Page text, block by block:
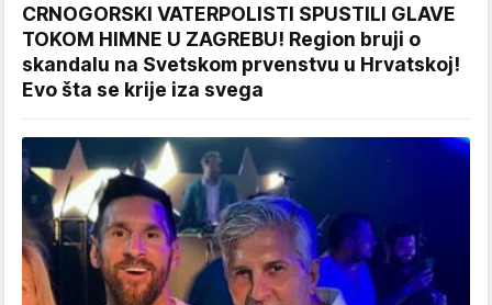
CRNOGORSKI VATERPOLISTI SPUSTILI GLAVE
TOKOM HIMNE U ZAGREBU! Region bruji o
skandalu na Svetskom prvenstvu u Hrvatskoj!
Evo šta se krije iza svega